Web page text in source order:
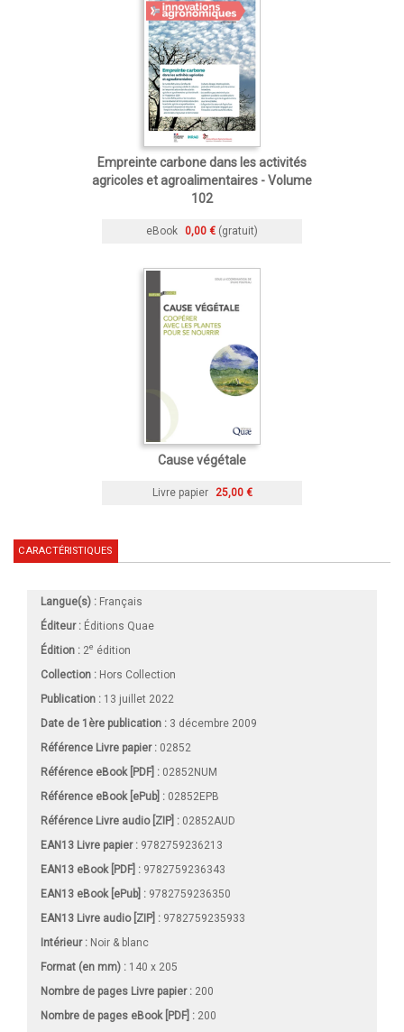
Empreinte carbone dans les activités
agricoles et agroalimentaires - Volume
102
eBook 0,00 € (gratuit)
Cause végétale
Livre papier 25,00 €
CARACTÉRISTIQUES
Langue(s) : Français
Éditeur : Éditions Quae
Édition : 2e édition
Collection : Hors Collection
Publication : 13 juillet 2022
Date de 1ère publication : 3 décembre 2009
Référence Livre papier : 02852
Référence eBook [PDF] : 02852NUM
Référence eBook [ePub] : 02852EPB
Référence Livre audio [ZIP] : 02852AUD
EAN13 Livre papier : 9782759236213
EAN13 eBook [PDF] : 9782759236343
EAN13 eBook [ePub] : 9782759236350
EAN13 Livre audio [ZIP] : 9782759235933
Intérieur : Noir & blanc
Format (en mm) : 140 x 205
Nombre de pages Livre papier: 200
Nombre de pages eBook [PDF] : 200